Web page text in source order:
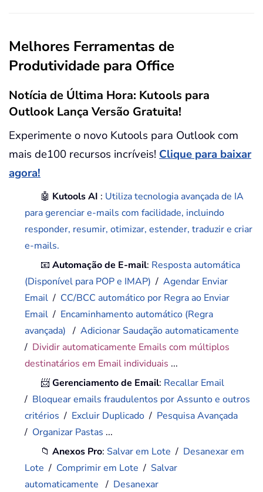
Melhores Ferramentas de
Produtividade para Office
Notícia de Última Hora: Kutools para
Outlook Lança Versão Gratuita!
Experimente o novo Kutools para Outlook com
mais de100 recursos incríveis! Clique para baixar
agora!
🤖 Kutools AI : Utiliza tecnologia avançada de IA
para gerenciar e-mails com facilidade, incluindo
responder, resumir, otimizar, estender, traduzir e criar
e-mails.
📧Automação de E-mail: Resposta automática
(Disponível para POP e IMAP) /Agendar Enviar
Email / CC/BCC automático por Regra ao Enviar
Email / Encaminhamento automático (Regra
avançada) /Adicionar Saudação automaticamente
/ Dividir automaticamente Emails com múltiplos
destinatários em Email individuais ...
📨Gerenciamento de Email: Recallar Email
/ Bloquear emails fraudulentos por Assunto e outros
critérios / Excluir Duplicado / Pesquisa Avançada
/ Organizar Pastas ...
📁Anexos Pro: Salvar em Lote / Desanexar em
Lote / Comprimir em Lote / Salvar
automaticamente / Desanexar